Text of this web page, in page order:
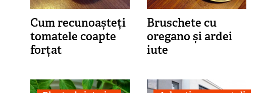
Cum recunoașteți
tomatele coapte
forțat
Bruschete cu
oregano și ardei
iute